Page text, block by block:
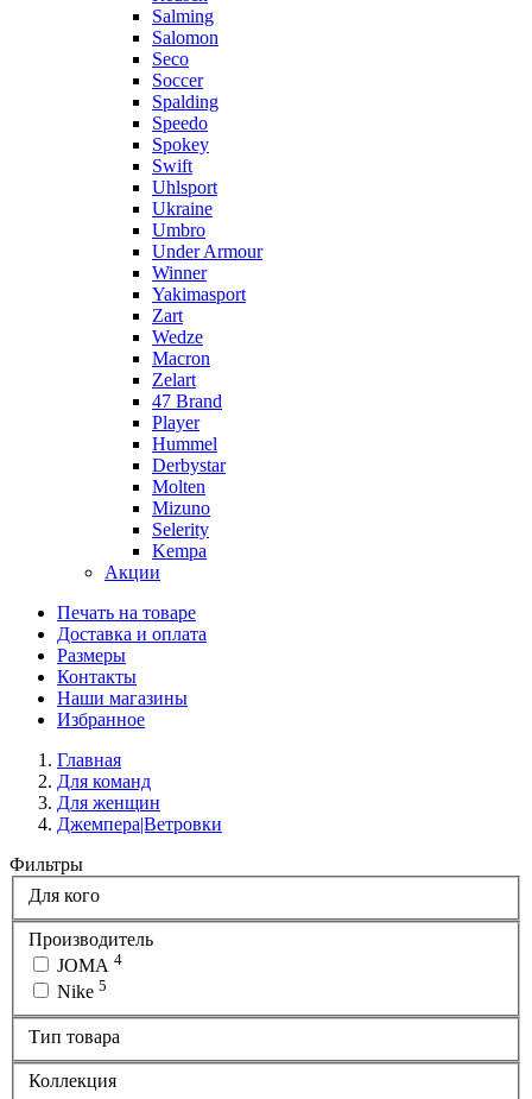
Salming
Salomon
Seco
Soccer
Spalding
Speedo
Spokey
Swift
Uhlsport
Ukraine
Umbro
Under Armour
Winner
Yakimasport
Zart
Wedze
Macron
Zelart
47 Brand
Player
Hummel
Derbystar
Molten
Mizuno
Selerity
Kempa
Акции
Печать на товаре
Доставка и оплата
Размеры
Контакты
Наши магазины
Избранное
Главная
Для команд
Для женщин
Джемпера|Ветровки
Фильтры
Для кого
Производитель
JOMA 4
Nike 5
Тип товара
Коллекция